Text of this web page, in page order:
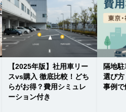
【2025年版】社用車リー
スvs購入 徹底比較！どち
らがお得？費用シミュレ
ーション付き
隔地
選び
事例で